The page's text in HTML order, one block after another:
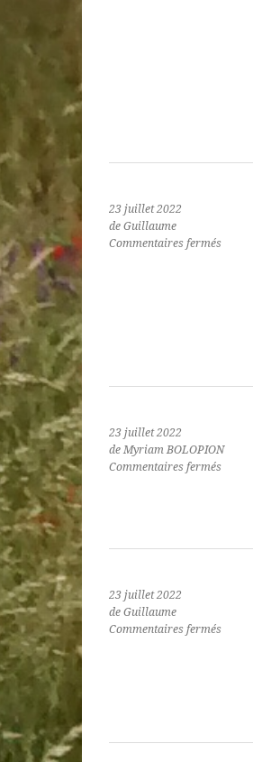
23 juillet 2022
de Guillaume
Commentaires ferméssur
23 juillet 2022
de Myriam BOLOPION
Commentaires ferméssur
23 juillet 2022
de Guillaume
Commentaires ferméssur